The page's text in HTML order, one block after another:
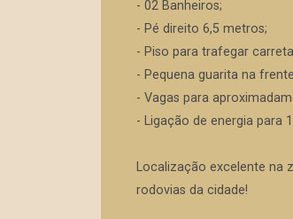
- 02 Banheiros;
- Pé direito 6,5 metros;
- Piso para trafegar
- Pequena guarita na
- Vagas para
- Ligação de energia para
Localização excelente na
rodovias da cidade!